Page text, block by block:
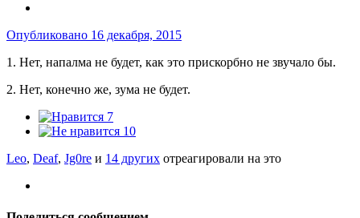
Опубликовано 16 декабря, 2015
1. Нет, напалма не будет, как это прискорбно не звучало бы.
2. Нет, конечно же, зума не будет.
7
10
Leo, Deaf, Jg0re и 14 других отреагировали на это